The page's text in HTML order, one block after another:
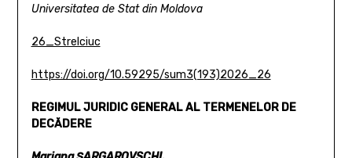
Universitatea de Stat din Moldova
26_Strelciuc
https://doi.org/10.59295/sum3(193)2026_26
REGIMUL JURIDIC GENERAL AL TERMENELOR DE
DECĂDERE